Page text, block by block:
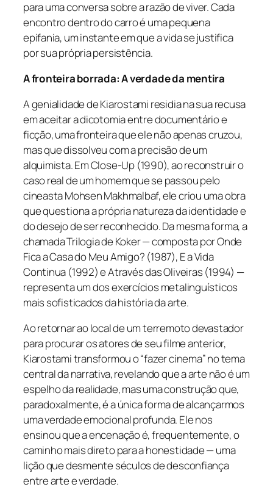
para uma conversa sobre a razão de viver. Cada
encontro dentro do carro é uma pequena
epifania, um instante em que a vida se justifica
por sua própria persistência.
A fronteira borrada: A verdade da mentira
A genialidade de Kiarostami residia na sua recusa
em aceitar a dicotomia entre documentário e
ficção, uma fronteira que ele não apenas cruzou,
mas que dissolveu com a precisão de um
alquimista. EmClose-Up(1990), ao reconstruir o
caso real de um homem que se passou pelo
cineasta Mohsen Makhmalbaf, ele criou uma obra
que questiona a própria natureza da identidade e
do desejo de ser reconhecido. Da mesma forma, a
chamada Trilogia de Koker — composta porOnde
Fica a Casa do Meu Amigo? (1987), E a Vida
Continua (1992) eAtravés das Oliveiras(1994) —
representa um dos exercícios metalinguísticos
mais sofisticados da história da arte.
Ao retornar ao local de um terremoto devastador
para procurar os atores de seu filme anterior,
Kiarostami transformou o “fazer cinema” no tema
central da narrativa, revelando que a arte não é um
espelho da realidade, mas uma construção que,
paradoxalmente, é a única forma de alcançarmos
uma verdade emocional profunda. Ele nos
ensinou que a encenação é, frequentemente, o
caminho mais direto para a honestidade — uma
lição que desmente séculos de desconfiança
entre arte e verdade.